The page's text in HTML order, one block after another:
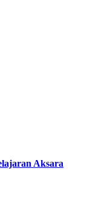
Aksara